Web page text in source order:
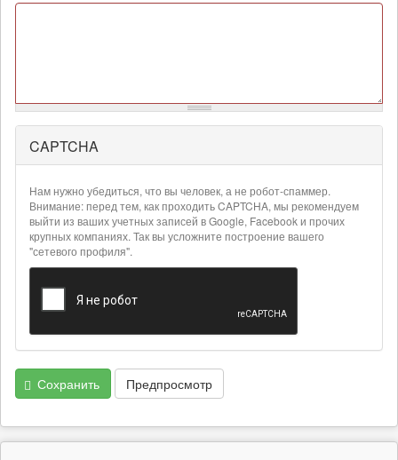
Более
подробная
информация
текстовых
форматах
CAPTCHA
Нам нужно убедиться, что вы человек, а не робот-спаммер.
Внимание: перед тем, как проходить CAPTCHA, мы рекомендуем
выйти из ваших учетных записей в Google, Facebook и прочих
крупных компаниях. Так вы усложните построение вашего
"сетевого профиля".
Сохранить Предпросмотр